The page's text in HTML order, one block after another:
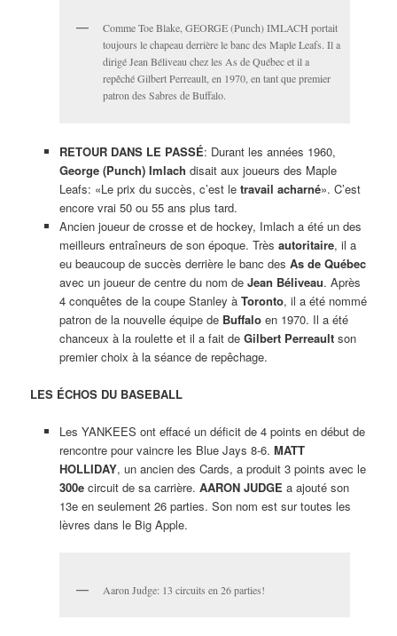
Comme Toe Blake, GEORGE (Punch) IMLACH portait
toujours le chapeau derrière le banc des Maple Leafs. Il a
dirigé Jean Béliveau chez les As de Québec et il a
repêché Gilbert Perreault, en 1970, en tant que premier
patron des Sabres de Buffalo.
RETOUR DANS LE PASSÉ: Durant les années 1960,
George (Punch) Imlach disait aux joueurs des Maple
Leafs: «Le prix du succès, c’est le travail acharné». C’est
encore vrai 50 ou 55 ans plus tard.
Ancien joueur de crosse et de hockey, Imlach a été un des
meilleurs entraîneurs de son époque. Très autoritaire, il a
eu beaucoup de succès derrière le banc des As de Québec
avec un joueur de centre du nom de Jean Béliveau. Après
4 conquêtes de la coupe Stanley à Toronto, il a été nommé
patron de la nouvelle équipe de Buffalo en 1970. Il a été
chanceux à la roulette et il a fait de Gilbert Perreault son
premier choix à la séance de repêchage.
LES ÉCHOS DU BASEBALL
Les YANKEES ont effacé un déficit de 4 points en début de
rencontre pour vaincre les Blue Jays 8-6. MATT
HOLLIDAY, un ancien des Cards, a produit 3 points avec le
300ecircuit de sa carrière. AARON JUDGE a ajouté son
13e en seulement 26 parties. Son nom est sur toutes les
lèvres dans le Big Apple.
Aaron Judge: 13 circuits en 26 parties!